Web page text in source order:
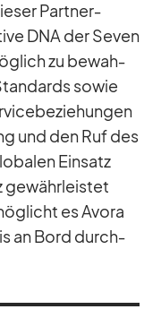
Part­ner­
DNA der Se­ven
zu be­wah­
so­wie
und den Ruf des
Ein­satz
ge­währ­leis­tet
es Avora
an Bord durch­